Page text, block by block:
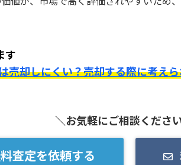
す
売却しにくい？売却する際に考え
＼お気軽にご相談くださ
査定を依頼する